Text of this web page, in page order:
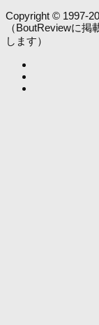
Copyright © 1997-
（BoutReviewに
します）